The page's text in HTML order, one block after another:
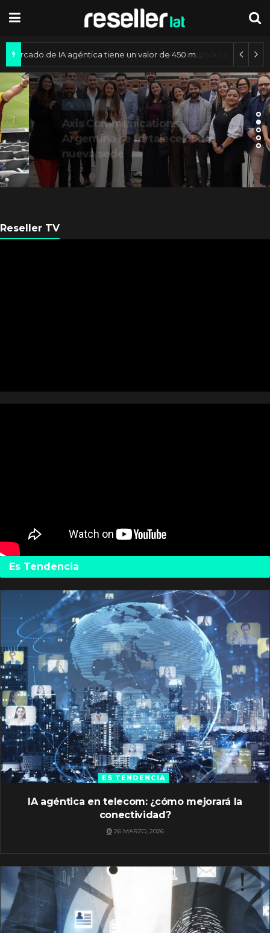
ARGENTINA
Axis Communications
Argentina se fortalece con
nueva sede
Reseller TV
Es Tendencia
ES TENDENCIA
IA agéntica en telecom: ¿cómo mejorará la
conectividad?
26 MARZO, 2026